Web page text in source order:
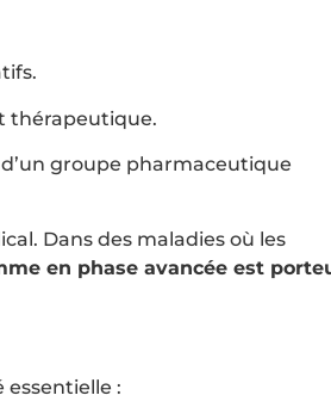
thérapeutique.
groupe pharmaceutique
Dans des maladies où les
en phase avancée est
: